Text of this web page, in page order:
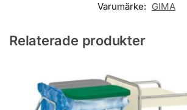
Varumärke: GIMA
Relaterade produkter